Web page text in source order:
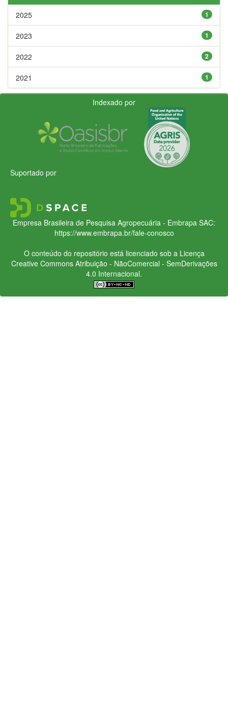
1
2025
1
2023
2
2022
1
2021
Indexado por
Suportado por
Empresa Brasileira de Pesquisa Agropecuária - Embrapa SAC:
https://www.embrapa.br/fale-conosco
O conteúdo do repositório está licenciado sob a Licença
Creative CommonsAtribuição - NãoComercial - SemDerivações
4.0 Internacional.